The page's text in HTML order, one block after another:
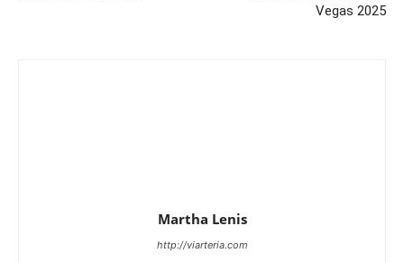
Vegas 2025
Martha Lenis
http://viarteria.com